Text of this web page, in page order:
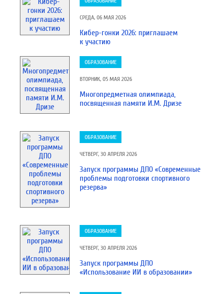
СРЕДА, 06 МАЯ 2026
Кибер-гонки 2026: приглашаем
к участию
ОБРАЗОВАНИЕ
ВТОРНИК, 05 МАЯ 2026
Многопредметная олимпиада,
посвященная памяти И.М. Дризе
ОБРАЗОВАНИЕ
ЧЕТВЕРГ, 30 АПРЕЛЯ 2026
Запуск программы ДПО «Современные
проблемы подготовки спортивного
резерва»
ОБРАЗОВАНИЕ
ЧЕТВЕРГ, 30 АПРЕЛЯ 2026
Запуск программы ДПО
«Использование ИИ в образовании»